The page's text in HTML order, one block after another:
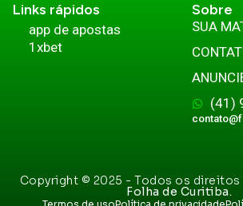
Links rápidos
app de apostas
1xbet
Sobre
SUA
(41)
Copyright © 2025 - Todos os direitos
Folha de Curitiba.